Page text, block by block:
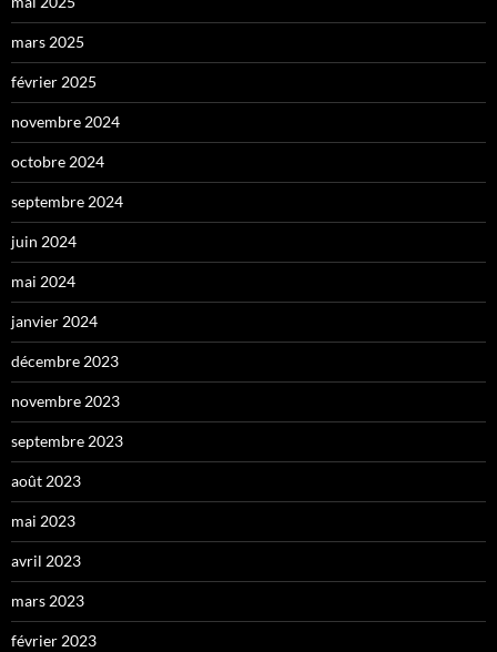
mars 2025
février 2025
novembre 2024
octobre 2024
septembre 2024
juin 2024
mai 2024
janvier 2024
décembre 2023
novembre 2023
septembre 2023
août 2023
mai 2023
avril 2023
mars 2023
février 2023